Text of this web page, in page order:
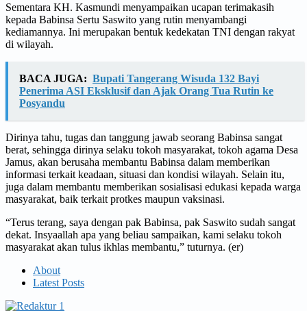
Sementara KH. Kasmundi menyampaikan ucapan terimakasih
kepada Babinsa Sertu Saswito yang rutin menyambangi
kediamannya. Ini merupakan bentuk kedekatan TNI dengan rakyat
di wilayah.
BACA JUGA: Bupati Tangerang Wisuda 132 Bayi
Penerima ASI Eksklusif dan Ajak Orang Tua Rutin ke
Posyandu
Dirinya tahu, tugas dan tanggung jawab seorang Babinsa sangat
berat, sehingga dirinya selaku tokoh masyarakat, tokoh agama Desa
Jamus, akan berusaha membantu Babinsa dalam memberikan
informasi terkait keadaan, situasi dan kondisi wilayah. Selain itu,
juga dalam membantu memberikan sosialisasi edukasi kepada warga
masyarakat, baik terkait protkes maupun vaksinasi.
“Terus terang, saya dengan pak Babinsa, pak Saswito sudah sangat
dekat. Insyaallah apa yang beliau sampaikan, kami selaku tokoh
masyarakat akan tulus ikhlas membantu,” tuturnya. (er)
About
Latest Posts